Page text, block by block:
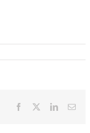
Facebook LinkedInEmail